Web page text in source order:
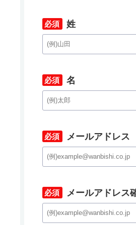
*
姓
*
名
*
メールアドレス
*
メールアドレス